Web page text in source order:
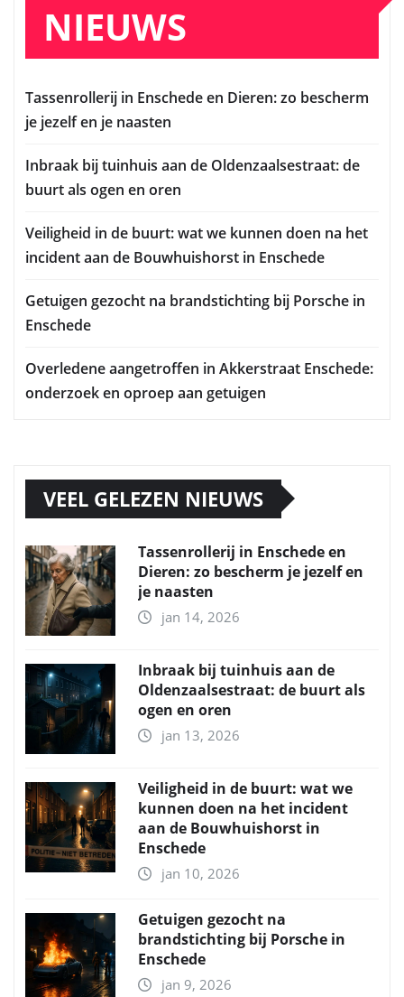
NIEUWS
Tassenrollerij in Enschede en Dieren: zo bescherm
je jezelf en je naasten
Inbraak bij tuinhuis aan de Oldenzaalsestraat: de
buurt als ogen en oren
Veiligheid in de buurt: wat we kunnen doen na het
incident aan de Bouwhuishorst in Enschede
Getuigen gezocht na brandstichting bij Porsche in
Enschede
Overledene aangetroffen in Akkerstraat Enschede:
onderzoek en oproep aan getuigen
VEEL GELEZEN NIEUWS
Tassenrollerij in Enschede en
Dieren: zo bescherm je jezelf en
je naasten
jan 14, 2026
Inbraak bij tuinhuis aan de
Oldenzaalsestraat: de buurt als
ogen en oren
jan 13, 2026
Veiligheid in de buurt: wat we
kunnen doen na het incident
aan de Bouwhuishorst in
Enschede
jan 10, 2026
Getuigen gezocht na
brandstichting bij Porsche in
Enschede
jan 9, 2026